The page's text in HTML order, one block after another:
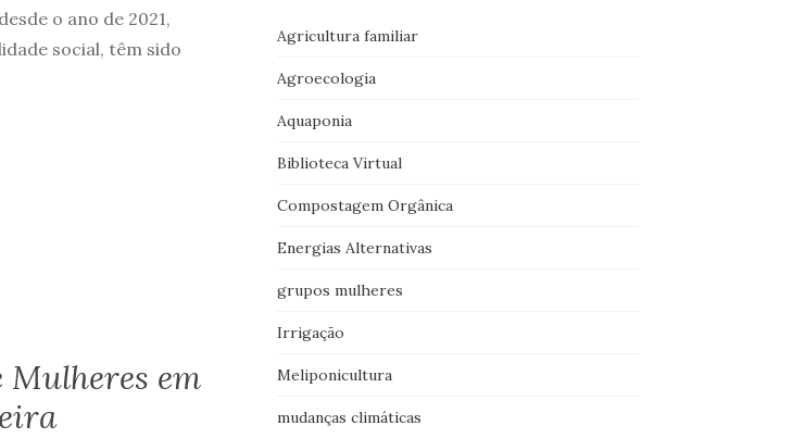
o ano de 2021,
social, têm sido
Mulheres em
Agricultura familiar
Agroecologia
Aquaponia
Biblioteca Virtual
Compostagem Orgânica
Energias Alternativas
grupos mulheres
Irrigação
Meliponicultura
mudanças climáticas